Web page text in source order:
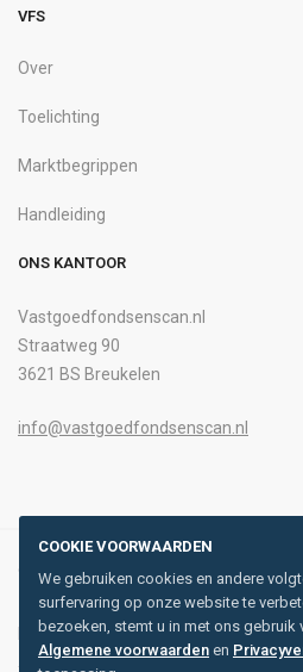
VFS
Over
Toelichting
Marktbegrippen
Handleiding
ONS KANTOOR
Vastgoedfondsenscan.nl
Straatweg 90
3621 BS Breukelen
info@vastgoedfondsenscan.nl
© 2026 Alle rechten voorbehouden.
Privacyverklaring
COOKIE VOORWAARDEN
We gebruiken cookies en andere
surfervaring op onze website te
bezoeken, stemt u in met ons gebruik
Algemene voorwaarden en